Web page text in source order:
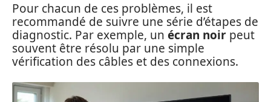
Pour chacun de ces problèmes, il est
recommandé de suivre une série d’étapes de
diagnostic. Par exemple, un écran noir peut
souvent être résolu par une simple
vérification des câbles et des connexions.